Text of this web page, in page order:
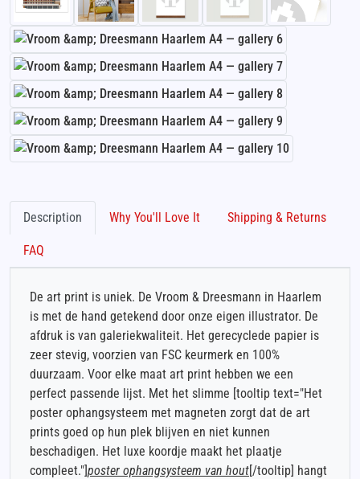
Description Why You'll Love It Shipping & Returns
FAQ
De art print is uniek. De Vroom & Dreesmann in Haarlem
is met de hand getekend door onze eigen illustrator. De
afdruk is van galeriekwaliteit. Het gerecyclede papier is
zeer stevig, voorzien van FSC keurmerk en 100%
duurzaam. Voor elke maat art print hebben we een
perfect passende lijst. Met het slimme [tooltip text="Het
poster ophangsysteem met magneten zorgt dat de art
prints goed op hun plek blijven en niet kunnen
beschadigen. Het luxe koordje maakt het plaatje
compleet."]poster ophangsysteem van hout[/tooltip] hangt